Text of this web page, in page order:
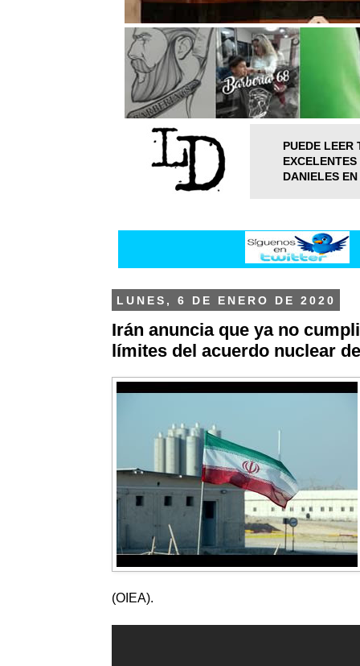
PUEDE LEER
DANIELES
LUNES, 6 DE ENERO DE 2020
Irán anuncia que ya no
límites del acuerdo nuclear
(OIEA).